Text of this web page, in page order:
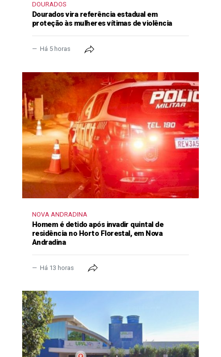
DOURADOS
Dourados vira referência estadual em
proteção às mulheres vítimas de violência
Há 5 horas
NOVA ANDRADINA
Homem é detido após invadir quintal de
residência no Horto Florestal, em Nova
Andradina
Há 13 horas